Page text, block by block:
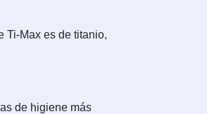
Ti-Max es de titanio,
de higiene más